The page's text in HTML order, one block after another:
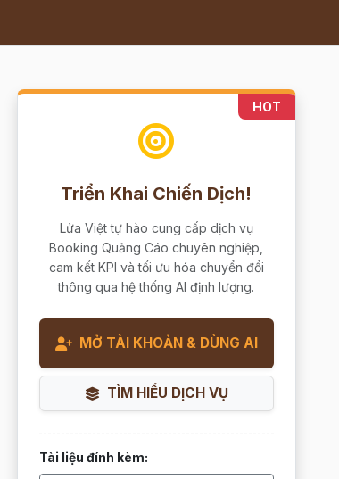
HOT
Triển Khai Chiến Dịch!
Lửa Việt tự hào cung cấp dịch vụ
Booking Quảng Cáo chuyên nghiệp,
cam kết KPI và tối ưu hóa chuyển đổi
thông qua hệ thống AI định lượng.
MỞ TÀI KHOẢN & DÙNG AI
TÌM HIỂU DỊCH VỤ
Tài liệu đính kèm: